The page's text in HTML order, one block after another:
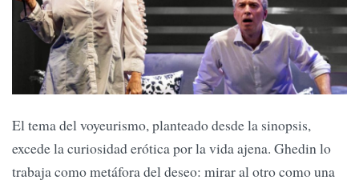
El tema del voyeurismo, planteado desde la sinopsis,
excede la curiosidad erótica por la vida ajena. Ghedin lo
trabaja como metáfora del deseo: mirar al otro como una